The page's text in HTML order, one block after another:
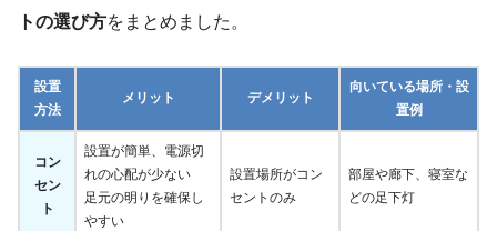
トの選び方をまとめました。
設置
方法
メリット デメリット
向いている場所・設
置例
コン
セン
ト
設置が簡単、電源切
れの心配が少ない
足元の明りを確保し
やすい
設置場所がコン
セントのみ
部屋や廊下、寝室な
どの足下灯